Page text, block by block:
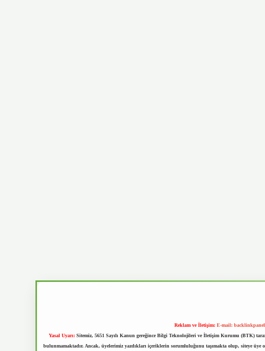
Reklam ve İletişim: E-mail:
Yasal Uyarı: Sitemiz, 5651 Sayılı Kanun gereğince Bilgi Teknolojileri ve İletişim Kurumu (BTK)
bulunmamaktadır. Ancak, üyelerimiz yazdıkları içeriklerin sorumluluğunu taşımakta olup, siteye